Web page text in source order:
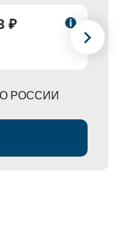
₽
РОССИИ